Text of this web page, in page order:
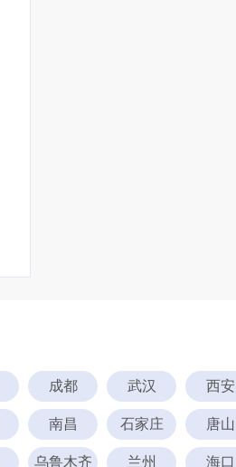
成都 武汉 西安
南昌 石家庄 唐山
乌鲁木齐 兰州 海口